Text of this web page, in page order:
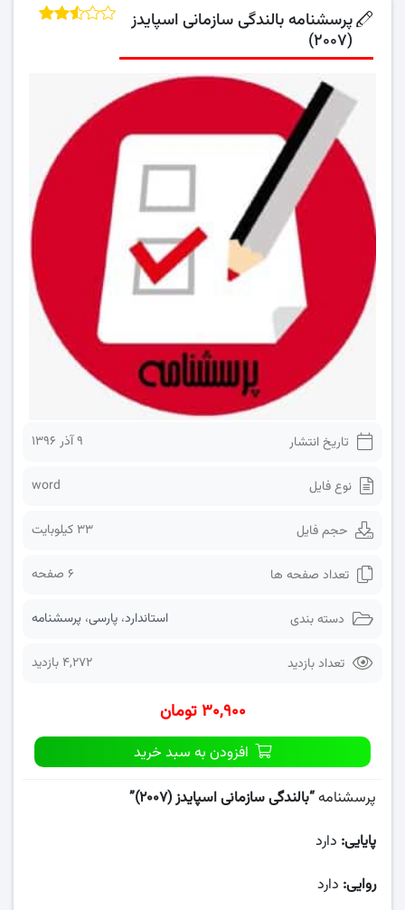
پرسشنامه بالندگی سازمانی اسپایدز
(۲۰۰۷)
تاریخ انتشار ۹ آذر ۱۳۹۶
نوع فایل word
حجم فایل 33 کیلوبایت
تعداد صفحه ها 6 صفحه
دسته بندی استاندارد، پارسی، پرسشنامه
تعداد بازدید 4,272 بازدید
۳۰,۹۰۰ تومان
افزودن به سبد خرید
پرسشنامه“بالندگی سازمانی اسپایدز (۲۰۰۷)”
پایایی: دارد
روایی: دارد